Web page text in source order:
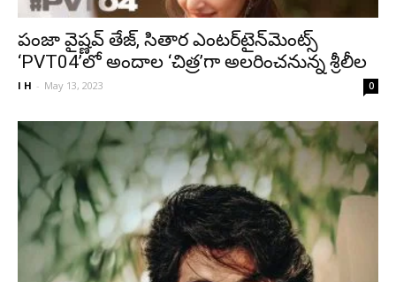
పంజా వైష్ణవ్ తేజ్, సితార ఎంటర్‌టైన్‌మెంట్స్
‘PVT04’లో అందాల ‘చిత్ర’గా అలరించనున్న శ్రీలీల
I H - May 13, 2023 0